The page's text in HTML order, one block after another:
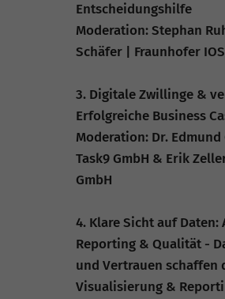
Entscheidungshilfe
Moderation: Stephan
Schäfer | Fraunhofer
3. Digitale Zwillinge &
Erfolgreiche Business
Moderation: Dr. Edmund
Task9 GmbH & Erik
GmbH
4. Klare Sicht auf Daten:
Reporting & Qualität -
und Vertrauen schaffen
Visualisierung &